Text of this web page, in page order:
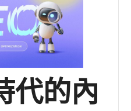
代的內